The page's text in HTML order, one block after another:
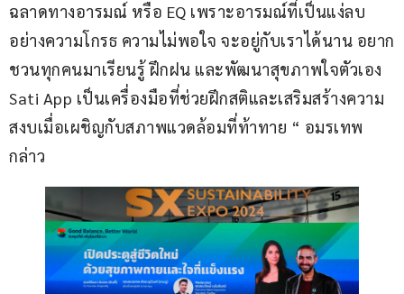
ฉลาดทางอารมณ์ หรือ EQ เพราะอารมณ์ที่เป็นแง่ลบ
อย่างความโกรธ ความไม่พอใจ จะอยู่กับเราได้นาน อยาก
ชวนทุกคนมาเรียนรู้ ฝึกฝน และพัฒนาสุขภาพใจตัวเอง
Sati App เป็นเครื่องมือที่ช่วยฝึกสติและเสริมสร้างความ
สงบเมื่อเผชิญกับสภาพแวดล้อมที่ท้าทาย “ อมรเทพ
กล่าว